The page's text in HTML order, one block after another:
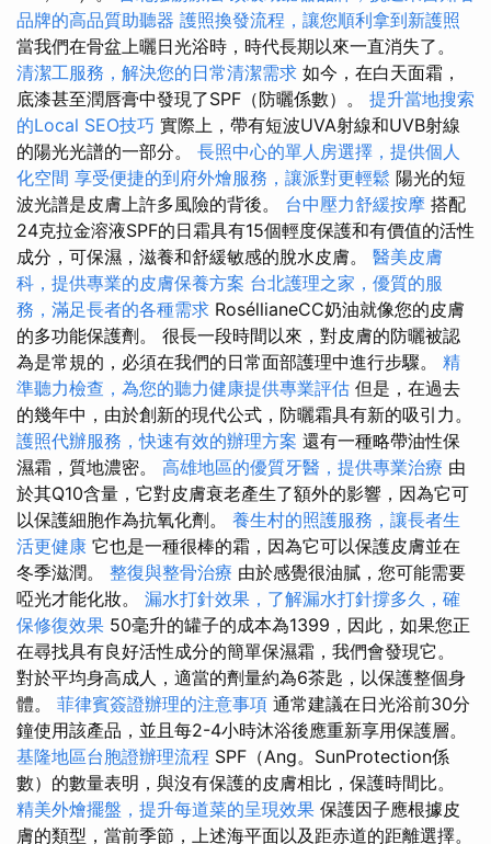
品牌的高品質助聽器 護照換發流程，讓您順利拿到新護照
當我們在骨盆上曬日光浴時，時代長期以來一直消失了。
清潔工服務，解決您的日常清潔需求 如今，在白天面霜，
底漆甚至潤唇膏中發現了SPF（防曬係數）。 提升當地搜索
的Local SEO技巧 實際上，帶有短波UVA射線和UVB射線
的陽光光譜的一部分。 長照中心的單人房選擇，提供個人
化空間 享受便捷的到府外燴服務，讓派對更輕鬆 陽光的短
波光譜是皮膚上許多風險的背後。 台中壓力舒緩按摩 搭配
24克拉金溶液SPF的日霜具有15個輕度保護和有價值的活性
成分，可保濕，滋養和舒緩敏感的脫水皮膚。 醫美皮膚
科，提供專業的皮膚保養方案 台北護理之家，優質的服
務，滿足長者的各種需求 RoséllianeCC奶油就像您的皮膚
的多功能保護劑。 很長一段時間以來，對皮膚的防曬被認
為是常規的，必須在我們的日常面部護理中進行步驟。 精
準聽力檢查，為您的聽力健康提供專業評估 但是，在過去
的幾年中，由於創新的現代公式，防曬霜具有新的吸引力。
護照代辦服務，快速有效的辦理方案 還有一種略帶油性保
濕霜，質地濃密。 高雄地區的優質牙醫，提供專業治療 由
於其Q10含量，它對皮膚衰老產生了額外的影響，因為它可
以保護細胞作為抗氧化劑。 養生村的照護服務，讓長者生
活更健康 它也是一種很棒的霜，因為它可以保護皮膚並在
冬季滋潤。 整復與整骨治療 由於感覺很油膩，您可能需要
啞光才能化妝。 漏水打針效果，了解漏水打針撐多久，確
保修復效果 50毫升的罐子的成本為1399，因此，如果您正
在尋找具有良好活性成分的簡單保濕霜，我們會發現它。
對於平均身高成人，適當的劑量約為6茶匙，以保護整個身
體。 菲律賓簽證辦理的注意事項 通常建議在日光浴前30分
鐘使用該產品，並且每2-4小時沐浴後應重新享用保護層。
基隆地區台胞證辦理流程 SPF（Ang。SunProtection係
數）的數量表明，與沒有保護的皮膚相比，保護時間比。
精美外燴擺盤，提升每道菜的呈現效果 保護因子應根據皮
膚的類型，當前季節，上述海平面以及距赤道的距離選擇。